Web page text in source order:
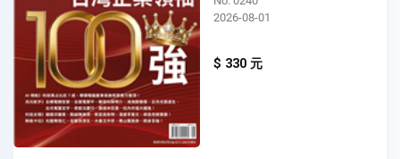
2026-08-01
$ 330 元